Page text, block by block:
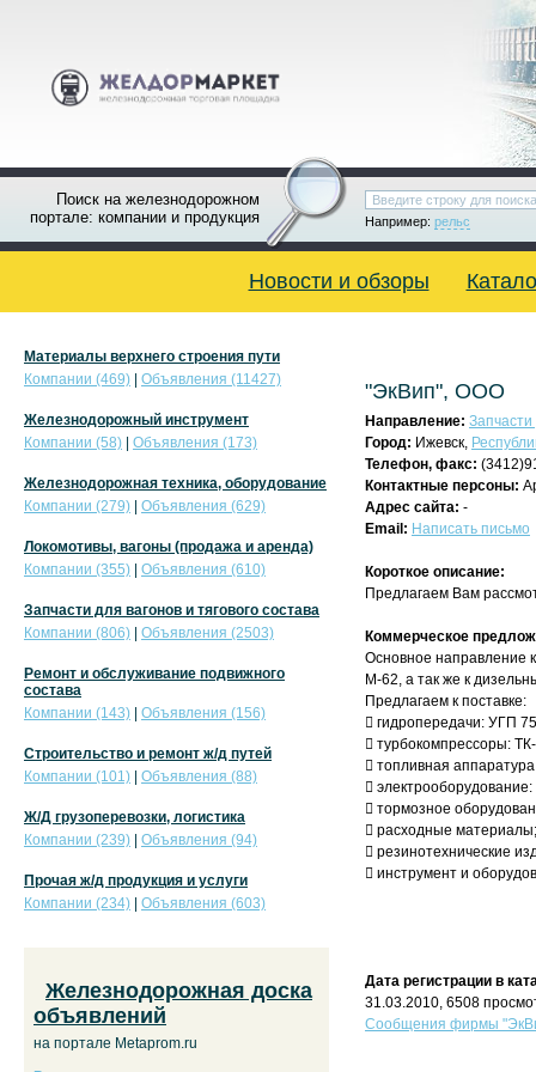
Поиск на железнодорожном
портале: компании и продукция
Например: рельс
Новости и обзоры
"ЭкВип", ООО
Направление: Запчасти
Город: Ижевск,
Телефон, факс:
Контактные персоны:
Адрес сайта: -
Email: Написать письмо
Короткое описание:
Предлагаем Вам
Коммерческое
Основное направление
М-62, а так же к
Предлагаем к поставке:
 гидропередачи: УГП
 турбокомпрессоры:
 топливная

 тормозное
 расходные материалы;
 резинотехнические
 инструмент и
Дата регистрации в
31.03.2010, 6508
Сообщения фирмы
Материалы верхнего строения пути
Компании (469)
Объявления (11427)
Железнодорожный инструмент
Компании (58)
Объявления (173)
Железнодорожная техника, оборудование
Компании (279)
Объявления (629)
Локомотивы, вагоны (продажа и аренда)
Компании (355)
Объявления (610)
Запчасти для вагонов и тягового состава
Компании (806)
Объявления (2503)
Ремонт и обслуживание подвижного
состава
Компании (143)
Объявления (156)
Строительство и ремонт ж/д путей
Компании (101)
Объявления (88)
Ж/Д грузоперевозки, логистика
Компании (239)
Объявления (94)
Прочая ж/д продукция и услуги
Компании (234)
Объявления (603)
Железнодорожная доска
объявлений
на портале Metaprom.ru